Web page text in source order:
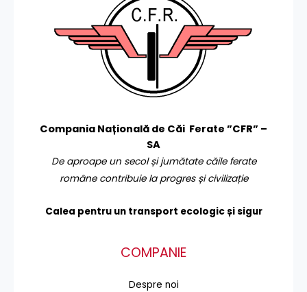
Compania Națională de Căi Ferate ”CFR” –
SA
De aproape un secol și jumătate căile ferate
române contribuie la progres și civilizație
Calea pentru un transport ecologic și sigur
COMPANIE
Despre noi